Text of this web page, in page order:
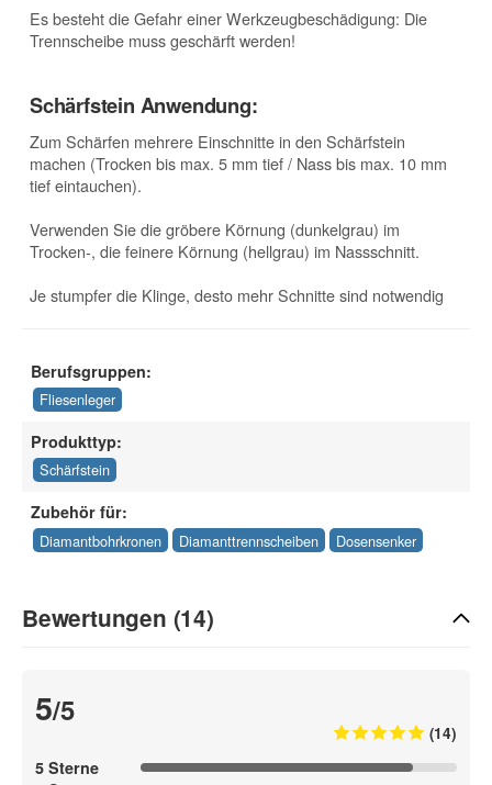
Es besteht die Gefahr einer Werkzeugbeschädigung: Die
Trennscheibe muss geschärft werden!
Schärfstein Anwendung:
Zum Schärfen mehrere Einschnitte in den Schärfstein
machen (Trocken bis max. 5 mm tief / Nass bis max. 10 mm
tief eintauchen).
Verwenden Sie die gröbere Körnung (dunkelgrau) im
Trocken-, die feinere Körnung (hellgrau) im Nassschnitt.
Je stumpfer die Klinge, desto mehr Schnitte sind notwendig
Berufsgruppen:
Fliesenleger
Produkttyp:
Schärfstein
Zubehör für:
Diamantbohrkronen Diamanttrennscheiben Dosensenker
Bewertungen (14)
5/5
(14)
5 Sterne